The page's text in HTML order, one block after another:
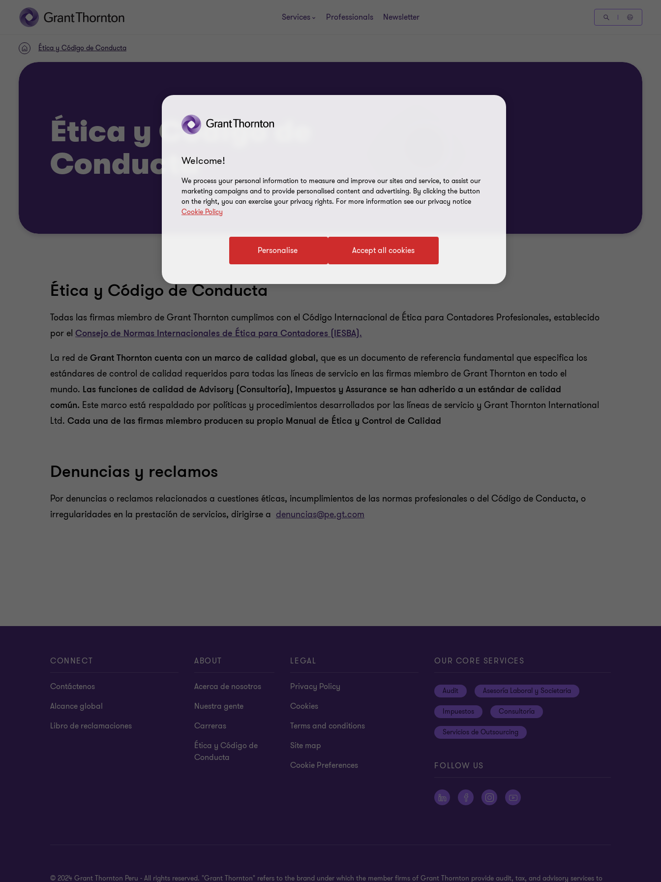
Services Professionals Newsletter
HomeÉtica y Código de Conducta
Ética y Código de
Conducta
Ética y Código de Conducta
Todas las firmas miembro de Grant Thornton cumplimos con el Código Internacional de Ética para Contadores Profesionales, establecido
por el Consejo de Normas Internacionales de Ética para Contadores (IESBA).
La red de Grant Thornton cuenta con un marco de calidad global, que es un documento de referencia fundamental que especifica los
estándares de control de calidad requeridos para todas las líneas de servicio en las firmas miembro de Grant Thornton en todo el
mundo. Las funciones de calidad de Advisory (Consultoría), Impuestos y Assurance se han adherido a un estándar de calidad
común. Este marco está respaldado por políticas y procedimientos desarrollados por las líneas de servicio y Grant Thornton International
Ltd. Cada una de las firmas miembro producen su propio Manual de Ética y Control de Calidad
Denuncias y reclamos
Por denuncias o reclamos relacionados a cuestiones éticas, incumplimientos de las normas profesionales o del Código de Conducta, o
irregularidades en la prestación de servicios, dirigirse a denuncias@pe.gt.com
CONNECT
Contáctenos
Alcance global
Libro de reclamaciones
ABOUT
Acerca de nosotros
Nuestra gente
Carreras
Ética y Código de
Conducta
LEGAL
Privacy Policy
Cookies
Terms and conditions
Site map
Cookie Preferences
OUR CORE SERVICES
Audit Asesoría Laboral y Societaria
Impuestos Consultoría
Servicios de Outsourcing
FOLLOW US
© 2024 Grant Thornton Peru - All rights reserved. "Grant Thornton" refers to the brand under which the member firms of Grant Thornton provide audit, tax, and advisory services to
Welcome!
We process your personal information to measure and improve our sites and service, to assist our
marketing campaigns and to provide personalised content and advertising. By clicking the button
on the right, you can exercise your privacy rights. For more information see our privacy notice
Cookie Policy
Accept all cookies
Personalise